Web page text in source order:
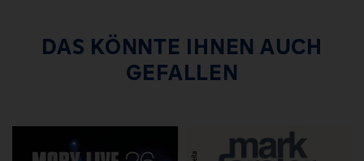
DAS KÖNNTE IHNEN AUCH
GEFALLEN